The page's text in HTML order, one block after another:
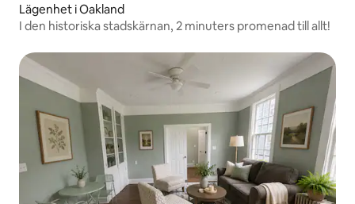
Lägenhet i Oakland
I den historiska stadskärnan, 2 minuters promenad till allt!